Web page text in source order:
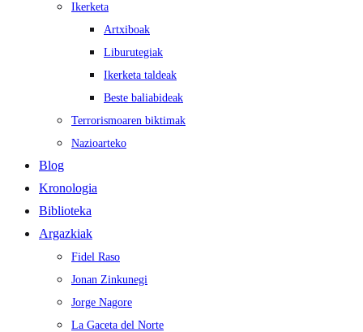
Ikerketa
Artxiboak
Liburutegiak
Ikerketa taldeak
Beste baliabideak
Terrorismoaren biktimak
Nazioarteko
Blog
Kronologia
Biblioteka
Argazkiak
Fidel Raso
Jonan Zinkunegi
Jorge Nagore
La Gaceta del Norte